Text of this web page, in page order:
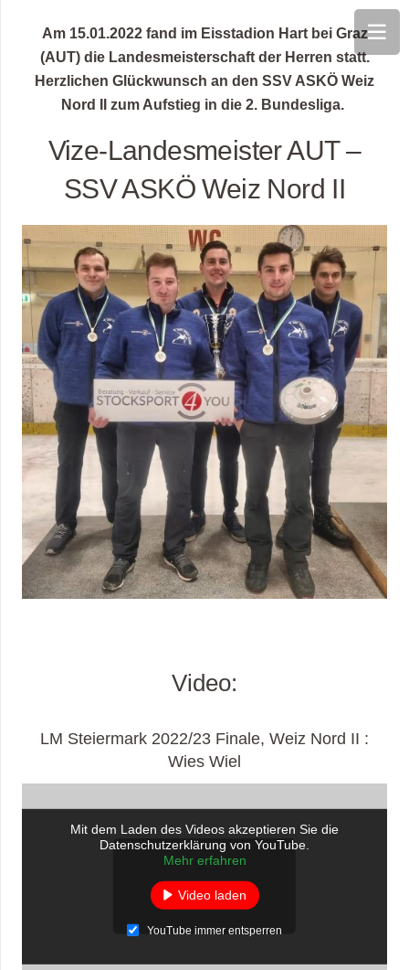
Am 15.01.2022 fand im Eisstadion Hart bei Graz
(AUT) die Landesmeisterschaft der Herren statt.
Herzlichen Glückwunsch an den SSV ASKÖ Weiz
Nord II zum Aufstieg in die 2. Bundesliga.
Vize-Landesmeister AUT –
SSV ASKÖ Weiz Nord II
Video:
LM Steiermark 2022/23 Finale, Weiz Nord II :
Wies Wiel
Mit dem Laden des Videos akzeptieren Sie die
Datenschutzerklärung von YouTube.
Mehr erfahren
Video laden
YouTube immer entsperren